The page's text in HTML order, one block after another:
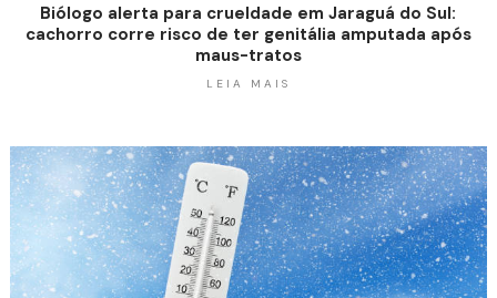
Biólogo alerta para crueldade em Jaraguá do Sul:
cachorro corre risco de ter genitália amputada após
maus-tratos
LEIA MAIS